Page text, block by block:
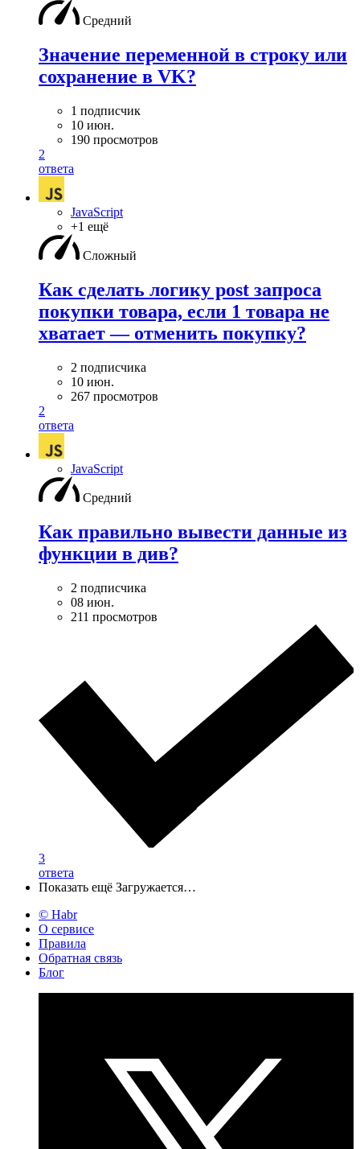
Средний
Значение переменной в строку или
сохранение в VK?
1 подписчик
10 июн.
190 просмотров
2
ответа
JavaScript
+1 ещё
Сложный
Как сделать логику post запроса
покупки товара, если 1 товара не
хватает — отменить покупку?
2 подписчика
10 июн.
267 просмотров
2
ответа
JavaScript
Средний
Как правильно вывести данные из
функции в див?
2 подписчика
08 июн.
211 просмотров
3
ответа
Показать ещё Загружается…
© Habr
О сервисе
Правила
Обратная связь
Блог